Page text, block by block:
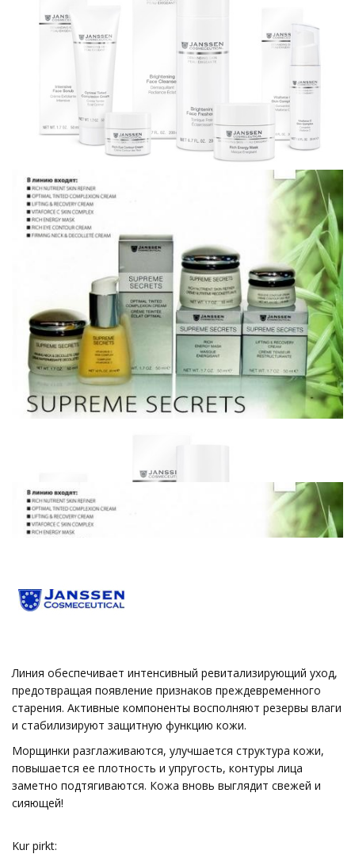
Линия обеспечивает интенсивный ревитализирующий уход,
предотвращая появление признаков преждевременного
старения. Активные компоненты восполняют резервы влаги
и стабилизируют защитную функцию кожи.
Морщинки разглаживаются, улучшается структура кожи,
повышается ее плотность и упругость, контуры лица
заметно подтягиваются. Кожа вновь выглядит свежей и
сияющей!
Kur pirkt: